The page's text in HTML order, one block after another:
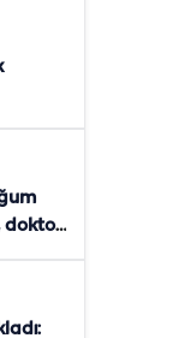
doktor